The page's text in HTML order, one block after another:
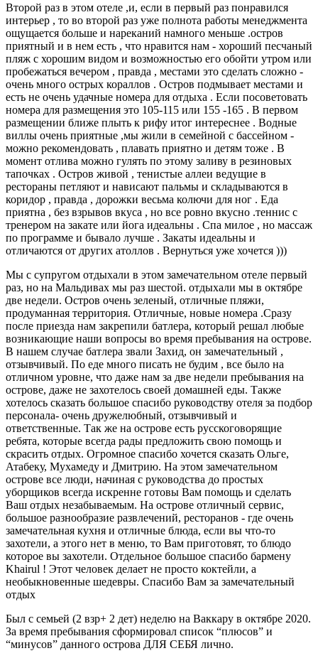
Второй раз в этом отеле ,и, если в первый раз понравился
интерьер , то во второй раз уже полнота работы менеджмента
ощущается больше и нареканий намного меньше .остров
приятный и в нем есть , что нравится нам - хороший песчаный
пляж с хорошим видом и возможностью его обойти утром или
пробежаться вечером , правда , местами это сделать сложно -
очень много острых кораллов . Остров подмывает местами и
есть не очень удачные номера для отдыха . Если посоветовать
номера для размещения это 105-115 или 155 -165 . В первом
размещении ближе плыть к рифу итог интереснее . Водные
виллы очень приятные ,мы жили в семейной с бассейном -
можно рекомендовать , плавать приятно и детям тоже . В
момент отлива можно гулять по этому заливу в резиновых
тапочках . Остров живой , тенистые аллеи ведущие в
рестораны петляют и нависают пальмы и складываются в
коридор , правда , дорожки весьма колючи для ног . Еда
приятна , без взрывов вкуса , но все ровно вкусно .теннис с
тренером на закате или йога идеальны . Спа милое , но массаж
по программе и бывало лучше . Закаты идеальны и
отличаются от других атоллов . Вернуться уже хочется )))
Мы с супругом отдыхали в этом замечательном отеле первый
раз, но на Мальдивах мы раз шестой. отдыхали мы в октябре
две недели. Остров очень зеленый, отличные пляжи,
продуманная территория. Отличные, новые номера .Сразу
после приезда нам закрепили батлера, который решал любые
возникающие наши вопросы во время пребывания на острове.
В нашем случае батлера звали Захид, он замечательный ,
отзывчивый. По еде много писать не будим , все было на
отличном уровне, что даже нам за две недели пребывания на
острове, даже не захотелось своей домашней еды. Также
хотелось сказать большое спасибо руководству отеля за подбор
персонала- очень дружелюбный, отзывчивый и
ответственные. Так же на острове есть русскоговорящие
ребята, которые всегда рады предложить свою помощь и
скрасить отдых. Огромное спасибо хочется сказать Ольге,
Атабеку, Мухамеду и Дмитрию. На этом замечательном
острове все люди, начиная с руководства до простых
уборщиков всегда искренне готовы Вам помощь и сделать
Ваш отдых незабываемым. На острове отличный сервис,
большое разнообразие развлечений, ресторанов - где очень
замечательная кухня и отличные блюда, если вы что-то
захотели, а этого нет в меню, то Вам приготовят, то блюдо
которое вы захотели. Отдельное большое спасибо бармену
Khairul ! Этот человек делает не просто коктейли, а
необыкновенные шедевры. Спасибо Вам за замечательный
отдых
Был с семьей (2 взр+ 2 дет) неделю на Ваккару в октябре 2020.
За время пребывания сформировал список “плюсов” и
“минусов” данного острова ДЛЯ СЕБЯ лично.